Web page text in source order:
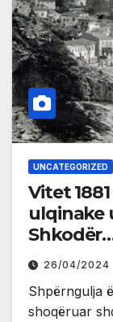
UNCATEGORIZED
Vitet
ulqinake
26/04/2024
Shpërngulja
shoqëruar